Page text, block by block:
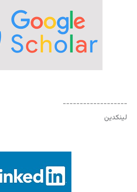
-------------------
لینکدین